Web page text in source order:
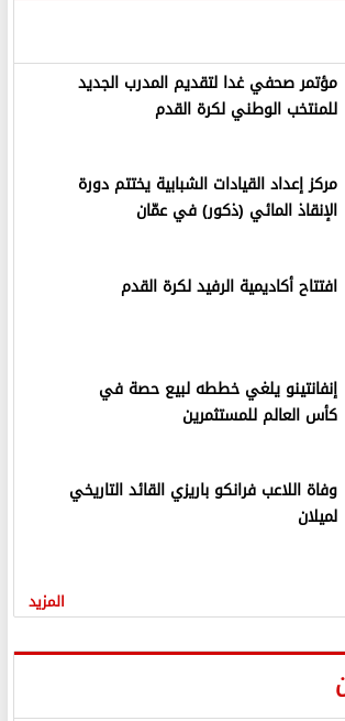
مؤتمر صحفي غدا لتقديم المدرب الجديد
للمنتخب الوطني لكرة القدم
مركز إعداد القيادات الشبابية يختتم دورة
الإنقاذ المائي (ذكور) في عمّان
افتتاح أكاديمية الرفيد لكرة القدم
إنفانتينو يلغي خططه لبيع حصة في
كأس العالم للمستثمرين
وفاة اللاعب فرانكو باريزي القائد التاريخي
لميلان
المزيد